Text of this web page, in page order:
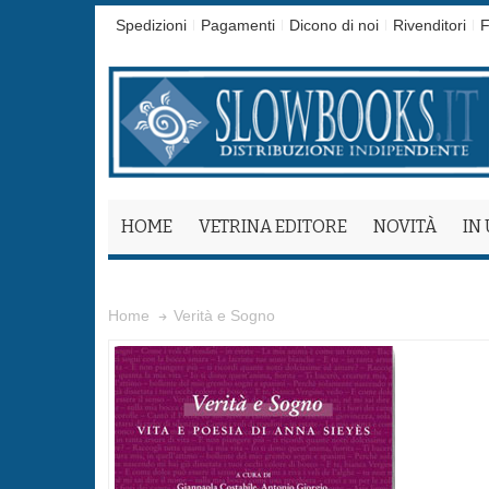
Spedizioni Pagamenti Dicono di noi Rivenditori
HOME VETRINA EDITORE NOVITÀ IN
Home Verità e Sogno